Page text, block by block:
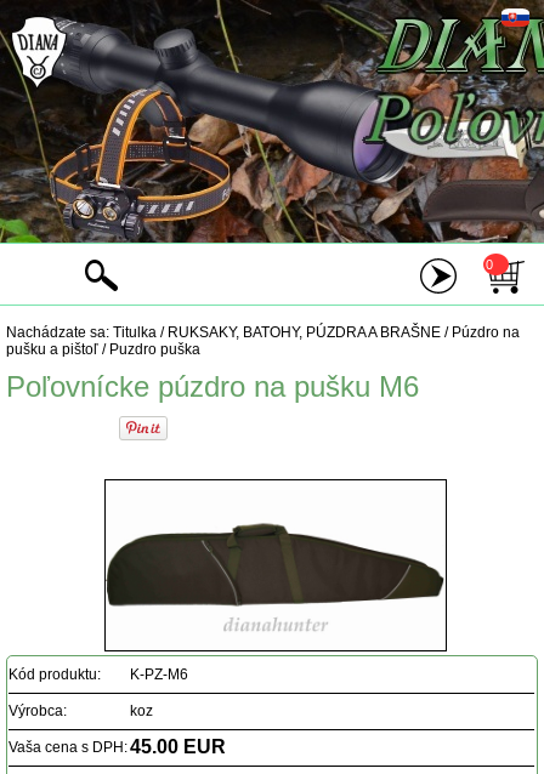
0
Nachádzate sa: Titulka / RUKSAKY, BATOHY, PÚZDRA A BRAŠNE / Púzdro na
pušku a pištoľ / Puzdro puška
Poľovnícke púzdro na pušku M6
Kód produktu: K-PZ-M6
Výrobca: koz
Vaša cena s DPH:45.00 EUR